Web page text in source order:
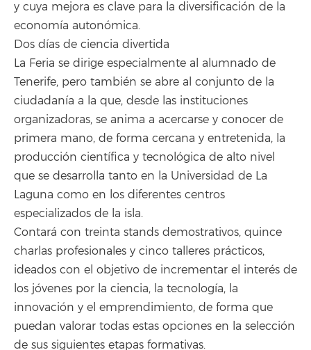
y cuya mejora es clave para la diversificación de la
economía autonómica.
Dos días de ciencia divertida
La Feria se dirige especialmente al alumnado de
Tenerife, pero también se abre al conjunto de la
ciudadanía a la que, desde las instituciones
organizadoras, se anima a acercarse y conocer de
primera mano, de forma cercana y entretenida, la
producción científica y tecnológica de alto nivel
que se desarrolla tanto en la Universidad de La
Laguna como en los diferentes centros
especializados de la isla.
Contará con treinta stands demostrativos, quince
charlas profesionales y cinco talleres prácticos,
ideados con el objetivo de incrementar el interés de
los jóvenes por la ciencia, la tecnología, la
innovación y el emprendimiento, de forma que
puedan valorar todas estas opciones en la selección
de sus siguientes etapas formativas.